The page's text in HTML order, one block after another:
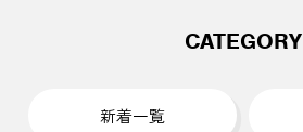
CATEGORY
新着一覧